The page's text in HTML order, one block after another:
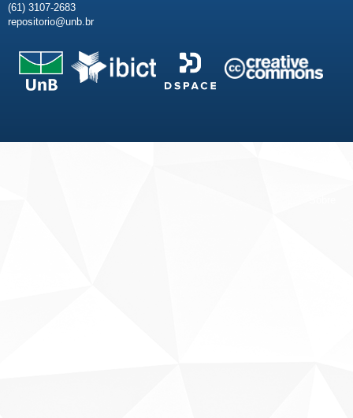
(61) 3107-2683
repositorio@unb.br